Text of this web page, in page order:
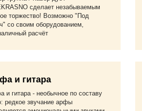
сделает незабываемым
торжество! Возможно "Под
со своим оборудованием,
расчёт
и гитара
и гитара - необычное по составу
редкое звучание арфы